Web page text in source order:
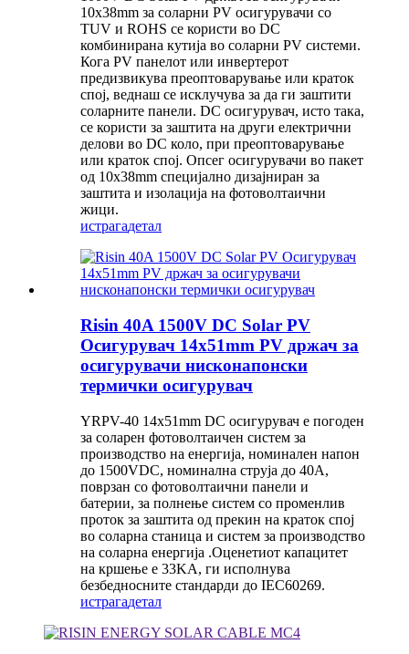
10x38mm за соларни PV осигурувачи со
TUV и ROHS се користи во DC
комбинирана кутија во соларни PV системи.
Кога PV панелот или инвертерот
предизвикува преоптоварување или краток
спој, веднаш се исклучува за да ги заштити
соларните панели. DC осигурувач, исто така,
се користи за заштита на други електрични
делови во DC коло, при преоптоварување
или краток спој. Опсег осигурувачи во пакет
од 10x38mm специјално дизајниран за
заштита и изолација на фотоволтаични
жици.
истрагадетал
Risin 40A 1500V DC Solar PV
Осигурувач 14x51mm PV држач за
осигурувачи нисконапонски
термички осигурувач
YRPV-40 14x51mm DC осигурувач е погоден
за соларен фотоволтаичен систем за
производство на енергија, номинален напон
до 1500VDC, номинална струја до 40A,
поврзан со фотоволтаични панели и
батерии, за полнење систем со променлив
проток за заштита од прекин на краток спој
во соларна станица и систем за производство
на соларна енергија .Оценетиот капацитет
на кршење е 33KA, ги исполнува
безбедносните стандарди до IEC60269.
истрагадетал